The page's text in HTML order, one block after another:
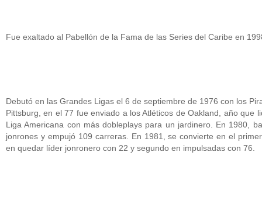
Fue exaltado al Pabellón de la Fama de las Series del Caribe en
Debutó en las Grandes Ligas el 6 de septiembre de 1976 con los
Pittsburg, en el 77 fue enviado a los Atléticos de Oakland, año que
Liga Americana con más dobleplays para un jardinero. En 1980,
jonrones y empujó 109 carreras. En 1981, se convierte en el
en quedar líder jonronero con 22 y segundo en impulsadas con 76.